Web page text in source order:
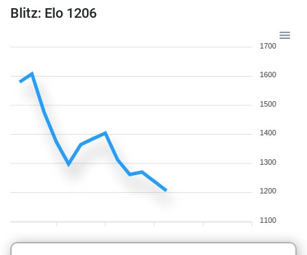
Blitz: Elo 1206
1700
1600
1500
1400
1300
1200
1100